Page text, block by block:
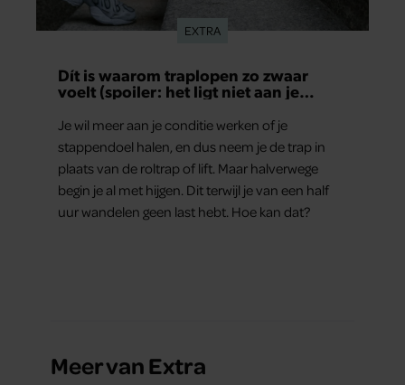
EXTRA
Dít is waarom traplopen zo zwaar
voelt (spoiler: het ligt niet aan je
Je wil meer aan je conditie werken of je
stappendoel halen, en dus neem je de trap in
plaats van de roltrap of lift. Maar halverwege
begin je al met hijgen. Dit terwijl je van een half
uur wandelen geen last hebt. Hoe kan dat?
Meer van Extra